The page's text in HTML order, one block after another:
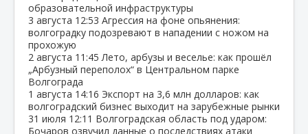
образовательной инфраструктуры
3 августа 12:53 Агрессия на фоне опьянения:
волгоградку подозревают в нападении с ножом на
прохожую
2 августа 11:45 Лето, арбузы и веселье: как прошёл
„Арбузный переполох“ в Центральном парке
Волгограда
1 августа 14:16 Экспорт на 3,6 млн долларов: как
волгоградский бизнес выходит на зарубежные рынки
31 июля 12:11 Волгоградская область под ударом:
Бочаров озвучил данные о последствиях атаки